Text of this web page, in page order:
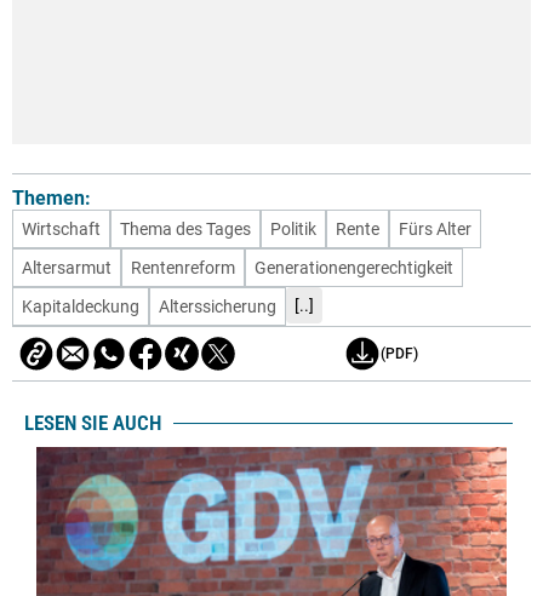
Themen:
Wirtschaft Thema des Tages Politik Rente
Fürs Alter
Altersarmut
Rentenreform
Generationengerechtigkeit
Kapitaldeckung
Alterssicherung [..]
(PDF)
LESEN SIE AUCH